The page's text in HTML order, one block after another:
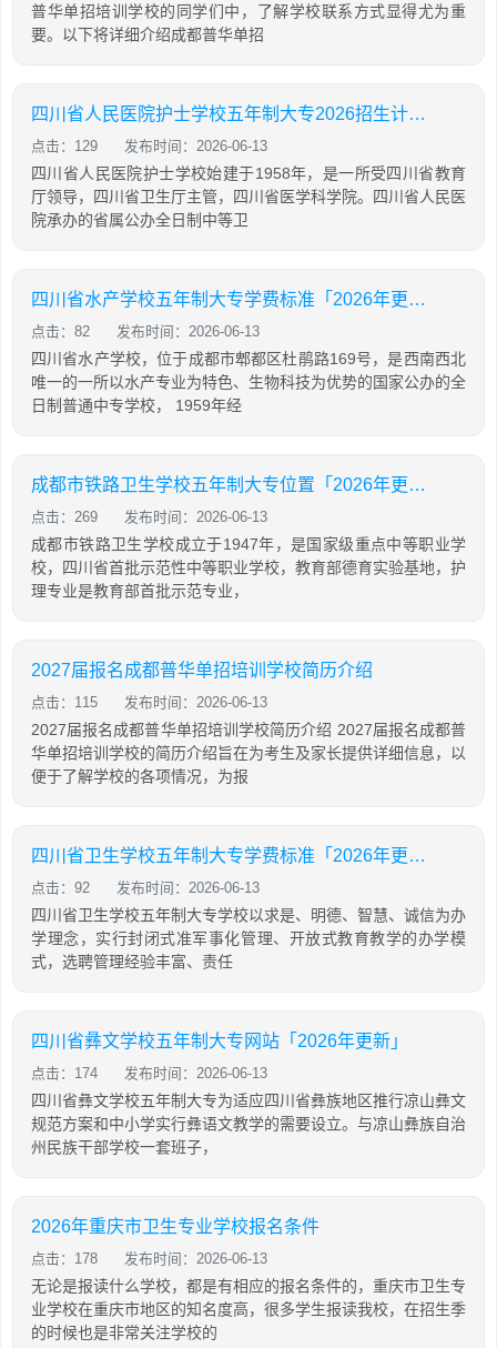
普华单招培训学校的同学们中，了解学校联系方式显得尤为重
要。以下将详细介绍成都普华单招
四川省人民医院护士学校五年制大专2026招生计划「2026年更新」
点击：129 发布时间：2026-06-13
四川省人民医院护士学校始建于1958年，是一所受四川省教育
厅领导，四川省卫生厅主管，四川省医学科学院。四川省人民医
院承办的省属公办全日制中等卫
四川省水产学校五年制大专学费标准「2026年更新」
点击：82 发布时间：2026-06-13
四川省水产学校，位于成都市郫都区杜鹃路169号，是西南西北
唯一的一所以水产专业为特色、生物科技为优势的国家公办的全
日制普通中专学校， 1959年经
成都市铁路卫生学校五年制大专位置「2026年更新」
点击：269 发布时间：2026-06-13
成都市铁路卫生学校成立于1947年，是国家级重点中等职业学
校，四川省首批示范性中等职业学校，教育部德育实验基地，护
理专业是教育部首批示范专业，
2027届报名成都普华单招培训学校简历介绍
点击：115 发布时间：2026-06-13
2027届报名成都普华单招培训学校简历介绍 2027届报名成都普
华单招培训学校的简历介绍旨在为考生及家长提供详细信息，以
便于了解学校的各项情况，为报
四川省卫生学校五年制大专学费标准「2026年更新」
点击：92 发布时间：2026-06-13
四川省卫生学校五年制大专学校以求是、明德、智慧、诚信为办
学理念，实行封闭式准军事化管理、开放式教育教学的办学模
式，选聘管理经验丰富、责任
四川省彝文学校五年制大专网站「2026年更新」
点击：174 发布时间：2026-06-13
四川省彝文学校五年制大专为适应四川省彝族地区推行凉山彝文
规范方案和中小学实行彝语文教学的需要设立。与凉山彝族自治
州民族干部学校一套班子，
2026年重庆市卫生专业学校报名条件
点击：178 发布时间：2026-06-13
无论是报读什么学校，都是有相应的报名条件的，重庆市卫生专
业学校在重庆市地区的知名度高，很多学生报读我校，在招生季
的时候也是非常关注学校的